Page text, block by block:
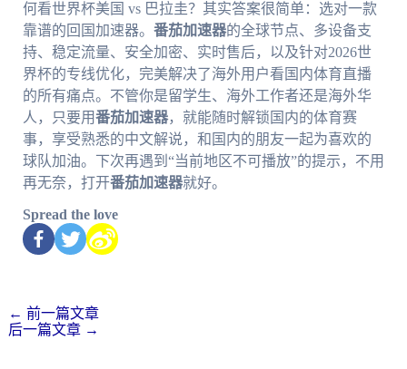
何看世界杯美国 vs 巴拉圭？其实答案很简单：选对一款
靠谱的回国加速器。 番茄加速器的全球节点、多设备支
持、稳定流量、安全加密、实时售后，以及针对2026世
界杯的专线优化，完美解决了海外用户看国内体育直播
的所有痛点。不管你是留学生、海外工作者还是海外华
人，只要用番茄加速器，就能随时解锁国内的体育赛
事，享受熟悉的中文解说，和国内的朋友一起为喜欢的
球队加油。下次再遇到“当前地区不可播放”的提示，不用
再无奈，打开番茄加速器就好。
Spread the love
← 前一篇文章
后一篇文章 →